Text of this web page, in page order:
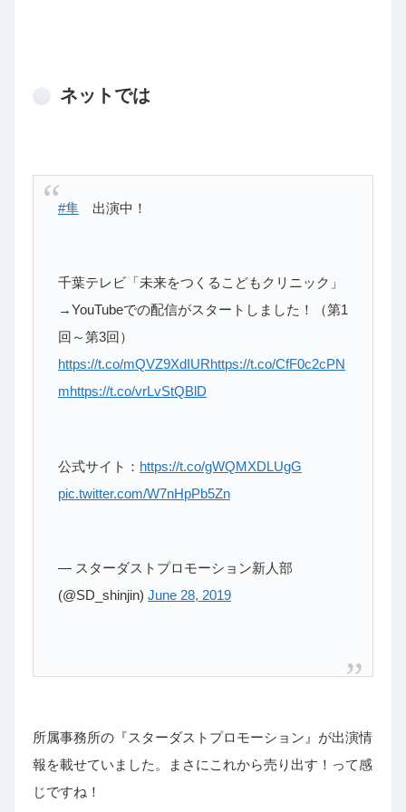
ネットでは
#隼 出演中！
千葉テレビ「未来をつくるこどもクリニック」
→YouTubeでの配信がスタートしました！（第1
回～第3回）
https://t.co/mQVZ9XdIURhttps://t.co/CfF0c2cPN
mhttps://t.co/vrLvStQBlD
公式サイト： https://t.co/gWQMXDLUgG
pic.twitter.com/W7nHpPb5Zn
— スターダストプロモーション新人部
(@SD_shinjin) June 28, 2019
所属事務所の『スターダストプロモーション』が出演情
報を載せていました。まさにこれから売り出す！って感
じですね！